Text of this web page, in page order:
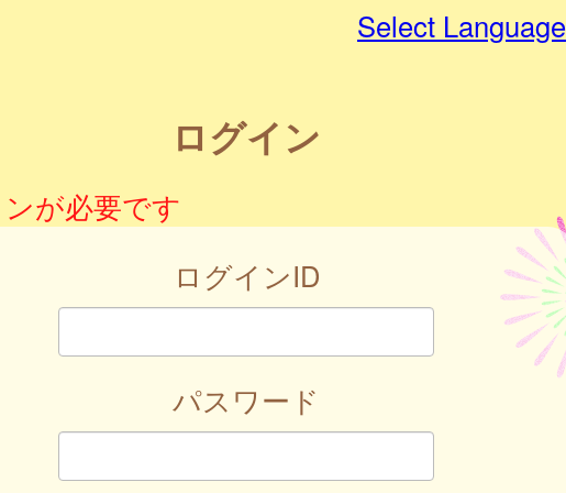
Select Language
ログイン
が必要です
ログインID
パスワード